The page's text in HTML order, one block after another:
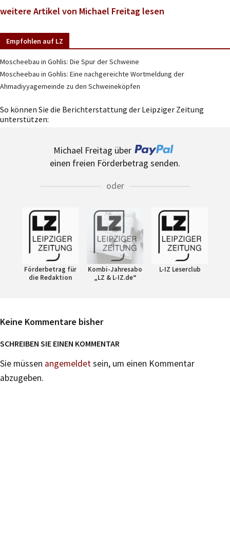
weitere Artikel von Michael Freitag lesen
Empfohlen auf LZ
Moscheebau in Gohlis: Die Spur der Schweine
Moscheebau in Gohlis: Eine nachgereichte Wortmeldung der
Ahmadiyyagemeinde zu den Schweineköpfen
So können Sie die Berichterstattung der Leipziger Zeitung
unterstützen:
Michael Freitag über
einen freien Förderbetrag senden.
oder
Förderbetrag für
die Redaktion
Kombi-Jahresabo
„LZ & L-IZ.de“
L-IZ Leserclub
Keine Kommentare bisher
SCHREIBEN SIE EINEN KOMMENTAR
Sie müssen angemeldetsein, um einen Kommentar
abzugeben.